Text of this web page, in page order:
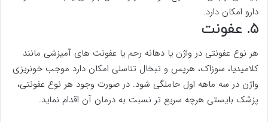
دارو امکان دارد.
۵. عفونت
هر نوع عفونتی در واژن یا دهانه رحم یا عفونت های آمیزشی مانند
کلامیدیا، سوزاک، هرپس و تبخال تناسلی امکان دارد موجب خونریزی
واژن در سه ماهه اول حاملگی شود. در صورت وجود هر نوع عفونتی،
پزشک بایستی هرچه سریع تر نسبت به درمان آن اقدام نماید.